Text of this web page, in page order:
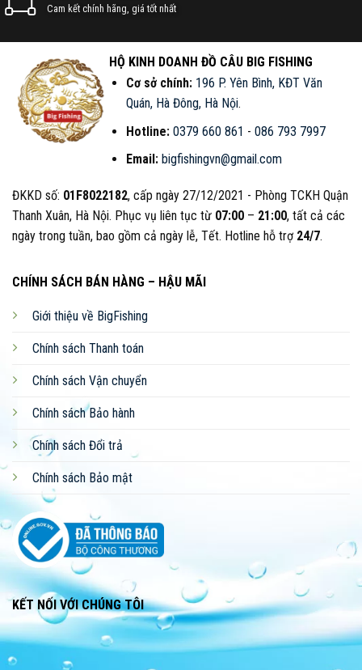
Đội ngũ nhân viên CSKH nhanh chóng, hiểu biết rộng,
Thái độ phục vụ tận tâm, chuyên nghiệp, tinh thần
nhiệt huyết, hỗ trợ kịp thời, tiết kiệm thời gian.
Gợi ý nhiều địa điểm câu, kỹ thuật câu, cũng như
chia sẻ đam mê, ký sự đi câu đầy vui thú.
NHANH CHÓNG – TẬN TỤY –
CHUYÊN NGHIỆP
Cam kết chính hãng, giá tốt nhất
HỘ KINH DOANH ĐỒ CÂU BIG FISHING
Cơ sở chính: 196 P. Yên Bình, KĐT Văn
Quán, Hà Đông, Hà Nội.
Hotline: 0379 660 861 - 086 793 7997
Email: bigfishingvn@gmail.com
ĐKKD số: 01F8022182, cấp ngày 27/12/2021 - Phòng TCKH Quận
Thanh Xuân, Hà Nội. Phục vụ liên tục từ 07:00 – 21:00, tất cả các
ngày trong tuần, bao gồm cả ngày lễ, Tết. Hotline hỗ trợ 24/7.
CHÍNH SÁCH BÁN HÀNG – HẬU MÃI
Giới thiệu về BigFishing
Chính sách Thanh toán
Chính sách Vận chuyển
Chính sách Bảo hành
Chính sách Đổi trả
Chính sách Bảo mật
KẾT NỐI VỚI CHÚNG TÔI